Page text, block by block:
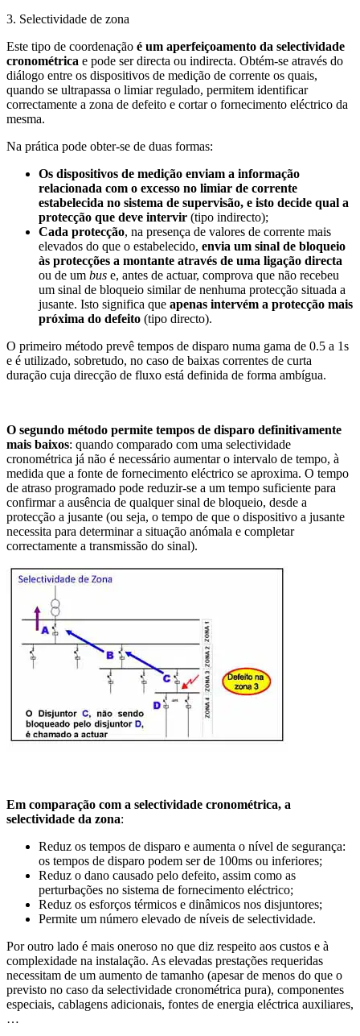
3. Selectividade de zona
Este tipo de coordenação é um aperfeiçoamento da selectividade
cronométrica e pode ser directa ou indirecta. Obtém-se através do
diálogo entre os dispositivos de medição de corrente os quais,
quando se ultrapassa o limiar regulado, permitem identificar
correctamente a zona de defeito e cortar o fornecimento eléctrico da
mesma.
Na prática pode obter-se de duas formas:
Os dispositivos de medição enviam a informação
relacionada com o excesso no limiar de corrente
estabelecida no sistema de supervisão, e isto decide qual a
protecção que deve intervir (tipo indirecto);
Cada protecção, na presença de valores de corrente mais
elevados do que o estabelecido, envia um sinal de bloqueio
às protecções a montante através de uma ligação directa
ou de um bus e, antes de actuar, comprova que não recebeu
um sinal de bloqueio similar de nenhuma protecção situada a
jusante. Isto significa que apenas intervém a protecção mais
próxima do defeito (tipo directo).
O primeiro método prevê tempos de disparo numa gama de 0.5 a 1s
e é utilizado, sobretudo, no caso de baixas correntes de curta
duração cuja direcção de fluxo está definida de forma ambígua.
O segundo método permite tempos de disparo definitivamente
mais baixos: quando comparado com uma selectividade
cronométrica já não é necessário aumentar o intervalo de tempo, à
medida que a fonte de fornecimento eléctrico se aproxima. O tempo
de atraso programado pode reduzir-se a um tempo suficiente para
confirmar a ausência de qualquer sinal de bloqueio, desde a
protecção a jusante (ou seja, o tempo de que o dispositivo a jusante
necessita para determinar a situação anómala e completar
correctamente a transmissão do sinal).
Em comparação com a selectividade cronométrica, a
selectividade da zona:
Reduz os tempos de disparo e aumenta o nível de segurança:
os tempos de disparo podem ser de 100ms ou inferiores;
Reduz o dano causado pelo defeito, assim como as
perturbações no sistema de fornecimento eléctrico;
Reduz os esforços térmicos e dinâmicos nos disjuntores;
Permite um número elevado de níveis de selectividade.
Por outro lado é mais oneroso no que diz respeito aos custos e à
complexidade na instalação. As elevadas prestações requeridas
necessitam de um aumento de tamanho (apesar de menos do que o
previsto no caso da selectividade cronométrica pura), componentes
especiais, cablagens adicionais, fontes de energia eléctrica auxiliares,
…